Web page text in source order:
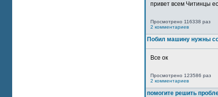
привет всем Читинцы
Просмотрено 116338 раз
2 комментариев
Побил машину нужны
Все ок
Просмотрено 123586 раз
2 комментариев
помогите решить